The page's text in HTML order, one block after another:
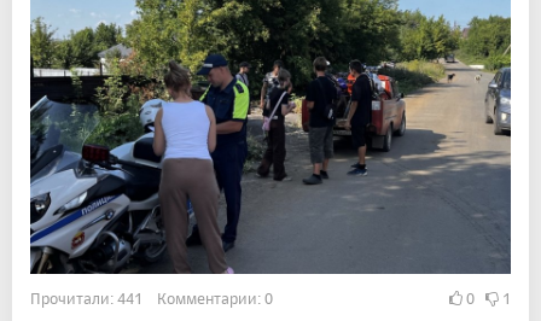
Прочитали: 441 Комментарии: 0 0 1